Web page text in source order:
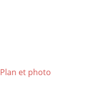
Plan et photo